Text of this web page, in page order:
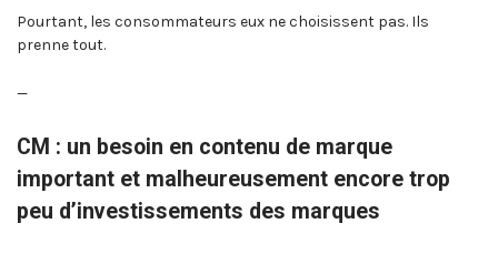
Pourtant, les consommateurs eux ne choisissent pas. Ils
prenne tout.
—
CM : un besoin en contenu de marque
important et malheureusement encore trop
peu d’investissements des marques